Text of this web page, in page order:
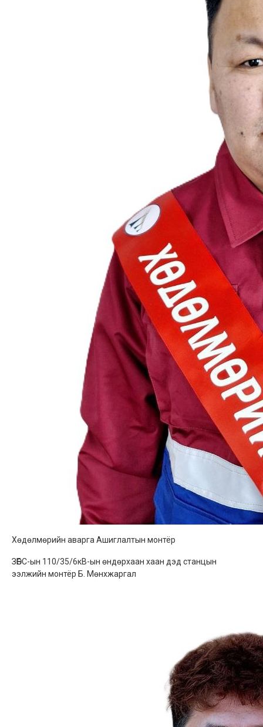
Хөдөлмөрийн аварга Ашиглалтын монтёр
ЗӨБС-ын 110/35/6кВ-ын өндөрхаан хаан дэд станцын
ээлжийн монтёр Б. Мөнхжаргал